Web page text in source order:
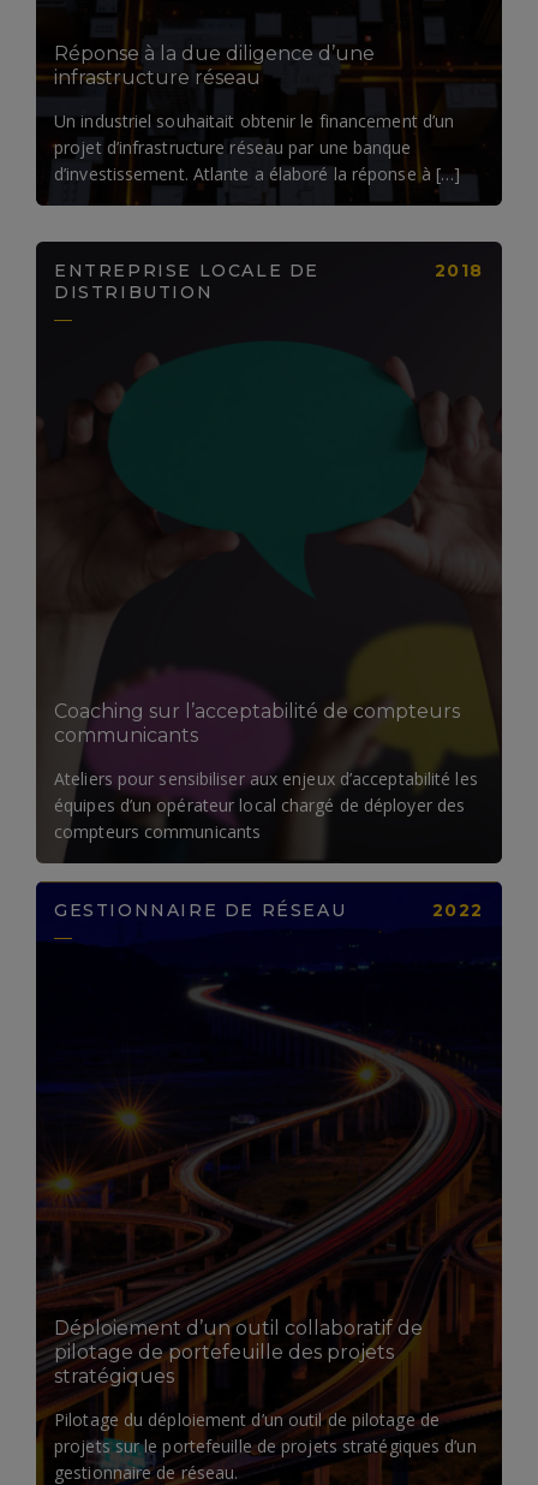
Réponse à la due diligence d’une
infrastructure réseau
Un industriel souhaitait obtenir le financement d’un
projet d’infrastructure réseau par une banque
d’investissement. Atlante a élaboré la réponse à […]
ENTREPRISE LOCALE DE
DISTRIBUTION
2018
Coaching sur l’acceptabilité de compteurs
communicants
Ateliers pour sensibiliser aux enjeux d’acceptabilité les
équipes d’un opérateur local chargé de déployer des
compteurs communicants
GESTIONNAIRE DE RÉSEAU 2022
Déploiement d’un outil collaboratif de
pilotage de portefeuille des projets
stratégiques
Pilotage du déploiement d’un outil de pilotage de
projets sur le portefeuille de projets stratégiques d’un
gestionnaire de réseau.
LIRE LA SUITE